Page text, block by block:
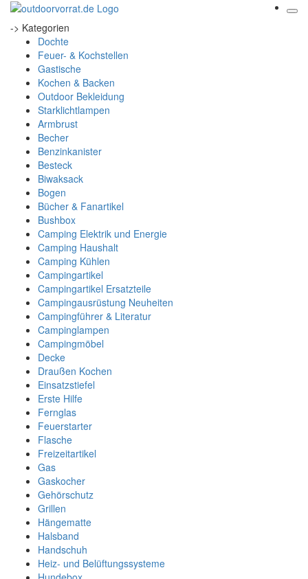
-> Kategorien
Dochte
Feuer- & Kochstellen
Gastische
Kochen & Backen
Outdoor Bekleidung
Starklichtlampen
Armbrust
Becher
Benzinkanister
Besteck
Biwaksack
Bogen
Bücher & Fanartikel
Bushbox
Camping Elektrik und Energie
Camping Haushalt
Camping Kühlen
Campingartikel
Campingartikel Ersatzteile
Campingausrüstung Neuheiten
Campingführer & Literatur
Campinglampen
Campingmöbel
Decke
Draußen Kochen
Einsatzstiefel
Erste Hilfe
Fernglas
Feuerstarter
Flasche
Freizeitartikel
Gas
Gaskocher
Gehörschutz
Grillen
Hängematte
Halsband
Handschuh
Heiz- und Belüftungssysteme